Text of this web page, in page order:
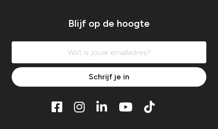
Blijf op de hoogte
Schrijf je in